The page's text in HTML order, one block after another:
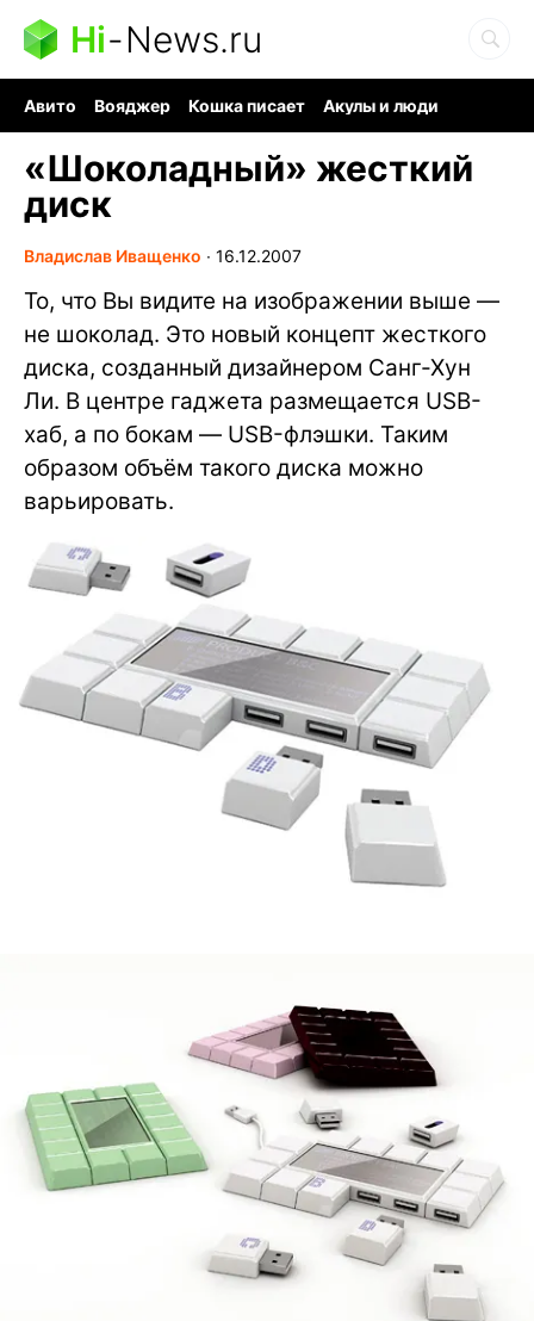
Hi-News.ru
Авито Вояджер Кошка писает
Акулы и люди
«Шоколадный» жесткий
диск
Владислав Иващенко ∙ 16.12.2007
То, что Вы видите на изображении выше —
не шоколад. Это новый концепт жесткого
диска, созданный дизайнером Санг-Хун
Ли. В центре гаджета размещается USB-
хаб, а по бокам — USB-флэшки. Таким
образом объём такого диска можно
варьировать.